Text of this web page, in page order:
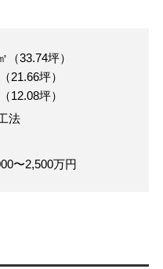
（33.74坪）
21.66坪）
坪）
法
〜2,500万円